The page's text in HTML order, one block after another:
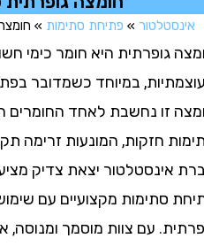
»פתיחת סתימות»חומצה
היא חומר כימי חשוב
במיוחד כשמדובר בפתיחת
נחשבת לאחד החומרים
חזקות, המונעות זרימה תקינה
יצאת צדיק מציעה
מקצועיים עם שימוש
עם צוות מוסמך ומנוסה, אנו